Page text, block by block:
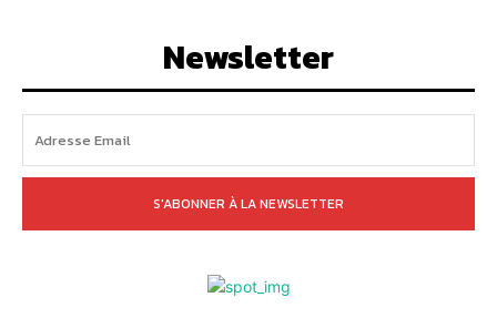
Newsletter
S'ABONNER À LA NEWSLETTER